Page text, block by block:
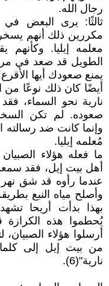
رجال الله.
ثالثًا: يرى البعض
مكررين ذلك أنهم
معلمه إيليا. وكأنهم
الطويل قد صعد في
يمنع صعودك أيها
أيضًا كان ذلك نوعًا من
نارية نحو السماء،
صعوده. لم تكن
وإنما كانت ضد رسالته
مُعلمه إيليا.
ما فعله هؤلاء
أهل بيت إيل، فقد
عندما رأوه قد شق نهر
وأصلح مياه النبع
بهذا بدأت أريحا
يُحطموا هذه
أرسلوا هؤلاء
من بيت إيل إلى
نارية"(6).